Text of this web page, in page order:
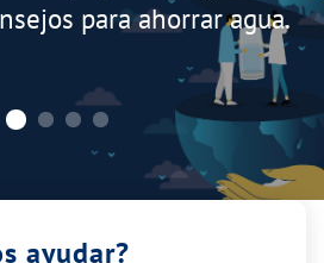
para ahorrar agua.
ayudar?